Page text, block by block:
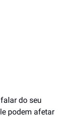
do seu
podem afetar